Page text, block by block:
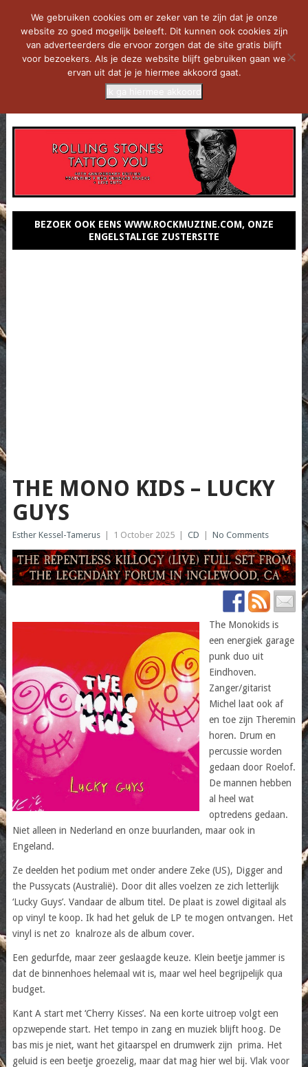
BEZOEK OOK EENS WWW.ROCKMUZINE.COM, ONZE
ENGELSTALIGE ZUSTERSITE
THE MONO KIDS – LUCKY
GUYS
Esther Kessel-Tamerus 1 October 2025 CD No Comments
The Monokids is
een energiek garage
punk duo uit
Eindhoven.
Zanger/gitarist
Michel laat ook af
en toe zijn Theremin
horen. Drum en
percussie worden
gedaan door Roelof.
De mannen hebben
al heel wat
optredens gedaan.
Niet alleen in Nederland en onze buurlanden, maar ook in
Engeland.
Ze deelden het podium met onder andere Zeke (US), Digger and
the Pussycats (Australië). Door dit alles voelzen ze zich letterlijk
‘Lucky Guys’. Vandaar de album titel. De plaat is zowel digitaal als
op vinyl te koop. Ik had het geluk de LP te mogen ontvangen. Het
vinyl is net zo knalroze als de album cover.
Een gedurfde, maar zeer geslaagde keuze. Klein beetje jammer is
dat de binnenhoes helemaal wit is, maar wel heel begrijpelijk qua
budget.
Kant A start met ‘Cherry Kisses’. Na een korte uitroep volgt een
opzwepende start. Het tempo in zang en muziek blijft hoog. De
bas mis je niet, want het gitaarspel en drumwerk zijn prima. Het
geluid is een beetje groezelig, maar dat mag hier wel bij. Vlak voor
We gebruiken cookies om er zeker van te zijn dat je onze
website zo goed mogelijk beleeft. Dit kunnen ook cookies zijn
van adverteerders die ervoor zorgen dat de site gratis blijft
voor bezoekers. Als je deze website blijft gebruiken gaan we
ervan uit dat je je hiermee akkoord gaat.
Ik ga hiermee akkoord